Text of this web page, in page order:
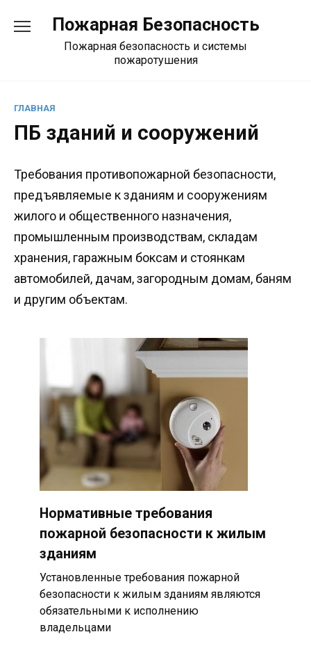
содержанию
Пожарная Безопасность
Пожарная безопасность и системы
пожаротушения
ГЛАВНАЯ
ПБ зданий и сооружений
Требования противопожарной безопасности,
предъявляемые к зданиям и сооружениям
жилого и общественного назначения,
промышленным производствам, складам
хранения, гаражным боксам и стоянкам
автомобилей, дачам, загородным домам, баням
и другим объектам.
Нормативные требования
пожарной безопасности к жилым
зданиям
Установленные требования пожарной
безопасности к жилым зданиям являются
обязательными к исполнению
владельцами